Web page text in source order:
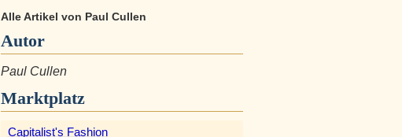
Alle Artikel von Paul Cullen
Autor
Paul Cullen
Marktplatz
Capitalist's Fashion